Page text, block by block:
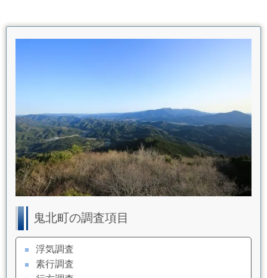
鬼北町の調査項目
浮気調査
素行調査